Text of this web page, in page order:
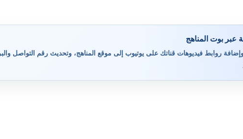
عبر بوت المناهج
روابط فيديوهات قناتك على يوتيوب إلى موقع المناهج، وتحديث رقم التواصل